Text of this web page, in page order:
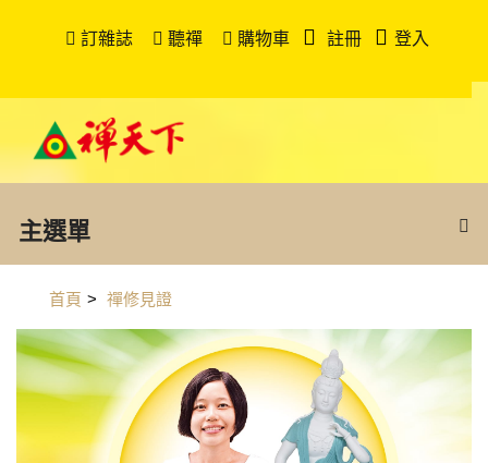
訂雜誌 聽禪 購物車 註冊 登入
主選單
首頁 > 禪修見證